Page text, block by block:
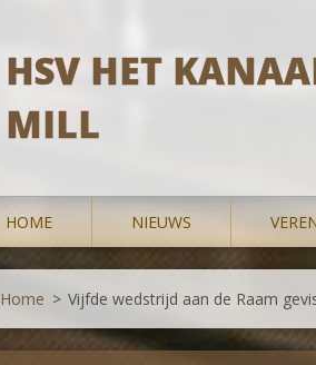
HSV HET
MILL
HOME NIEUWS
Home > Vijfde wedstrijd aan de Raam